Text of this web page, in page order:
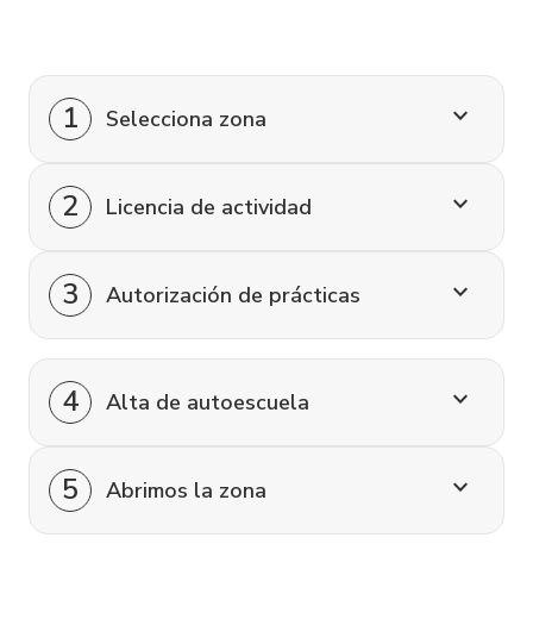
1 Selecciona zona keyboard_arrow_down
2 Licencia de actividad keyboard_arrow_down
3 Autorización de prácticas keyboard_arrow_down
4 Alta de autoescuela keyboard_arrow_down
5 Abrimos la zona keyboard_arrow_down